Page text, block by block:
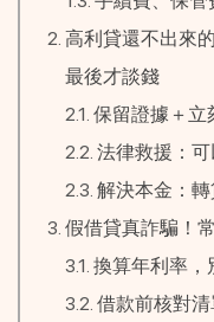
高利貸還不出來
最後才談錢
保留證據＋立
法律救援：
解決本金：
假借貸真詐騙！
換算年利率，
借款前核對